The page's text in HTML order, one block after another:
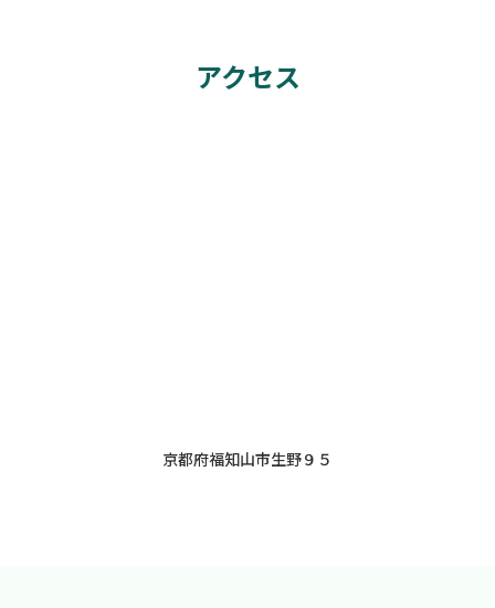
アクセス
京都府福知山市生野９５